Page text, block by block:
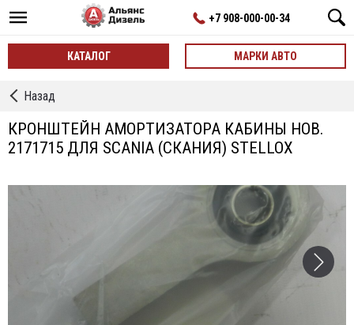
+7 908-000-00-34
КАТАЛОГ МАРКИ АВТО
←Назад
КРОНШТЕЙН АМОРТИЗАТОРА КАБИНЫ НОВ.
2171715 ДЛЯ SCANIA (СКАНИЯ) STELLOX